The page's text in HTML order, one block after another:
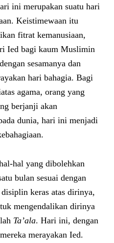
ini merupakan suatu hari
Keistimewaan itu
fitrat kemanusiaan,
Ied bagi kaum Muslimin
sesamanya dan
hari bahagia. Bagi
agama, orang yang
berjanji akan
dunia, hari ini menjadi
hal yang dibolehkan
bulan sesuai dengan
keras atas dirinya,
mengendalikan dirinya
Ta’ala. Hari ini, dengan
merayakan Ied.